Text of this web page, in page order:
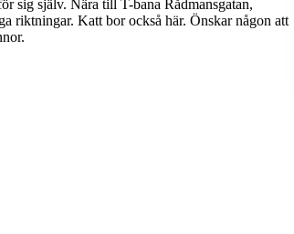
Denna bostad är borttagen
sig själv. Nära till T-bana Rådmansgatan,
riktningar. Katt bor också här. Önskar någon att